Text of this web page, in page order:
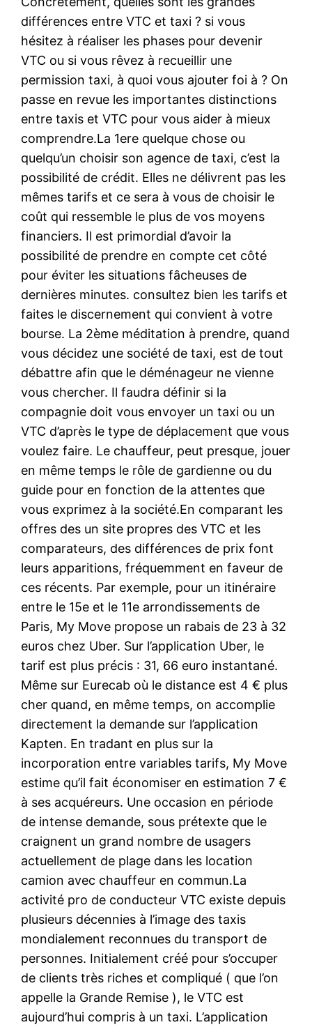
différences entre VTC et taxi ? si vous
hésitez à réaliser les phases pour devenir
VTC ou si vous rêvez à recueillir une
permission taxi, à quoi vous ajouter foi à ? On
passe en revue les importantes distinctions
entre taxis et VTC pour vous aider à mieux
comprendre.La 1ere quelque chose ou
quelqu’un choisir son agence de taxi, c’est la
possibilité de crédit. Elles ne délivrent pas les
mêmes tarifs et ce sera à vous de choisir le
coût qui ressemble le plus de vos moyens
financiers. Il est primordial d’avoir la
possibilité de prendre en compte cet côté
pour éviter les situations fâcheuses de
dernières minutes. consultez bien les tarifs et
faites le discernement qui convient à votre
bourse. La 2ème méditation à prendre, quand
vous décidez une société de taxi, est de tout
débattre afin que le déménageur ne vienne
vous chercher. Il faudra définir si la
compagnie doit vous envoyer un taxi ou un
VTC d’après le type de déplacement que vous
voulez faire. Le chauffeur, peut presque, jouer
en même temps le rôle de gardienne ou du
guide pour en fonction de la attentes que
vous exprimez à la société.En comparant les
offres des un site propres des VTC et les
comparateurs, des différences de prix font
leurs apparitions, fréquemment en faveur de
ces récents. Par exemple, pour un itinéraire
entre le 15e et le 11e arrondissements de
Paris, My Move propose un rabais de 23 à 32
euros chez Uber. Sur l’application Uber, le
tarif est plus précis : 31, 66 euro instantané.
Même sur Eurecab où le distance est 4 € plus
cher quand, en même temps, on accomplie
directement la demande sur l’application
Kapten. En tradant en plus sur la
incorporation entre variables tarifs, My Move
estime qu’il fait économiser en estimation 7 €
à ses acquéreurs. Une occasion en période
de intense demande, sous prétexte que le
craignent un grand nombre de usagers
actuellement de plage dans les location
camion avec chauffeur en commun.La
activité pro de conducteur VTC existe depuis
plusieurs décennies à l’image des taxis
mondialement reconnues du transport de
personnes. Initialement créé pour s’occuper
de clients très riches et compliqué ( que l’on
appelle la Grande Remise ), le VTC est
aujourd’hui compris à un taxi. L’application